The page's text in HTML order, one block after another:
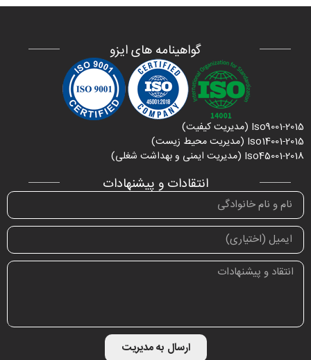
گواهینامه های ایزو
Iso9001-2015 (مدیریت کیفیت)
Iso14001-2015 (مدیریت محیط زیست)
Iso45001-2018 (مدیریت ایمنی و بهداشت شغلی)
انتقادات و پیشنهادات
ارسال به مدیریت